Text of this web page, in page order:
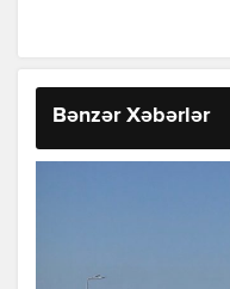
Bənzər Xəbərlər